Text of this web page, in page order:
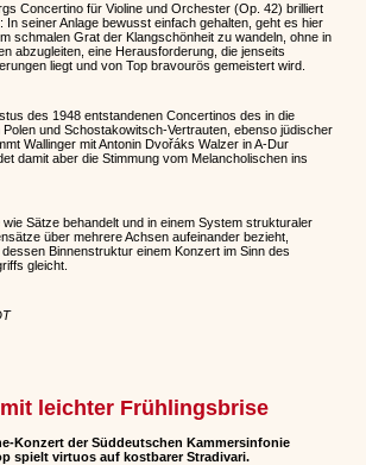
Concertino für Violine und Orchester (Op. 42) brilliert
In seiner Anlage bewusst einfach gehalten, geht es hier
schmalen Grat der Klangschönheit zu wandeln, ohne in
abzugleiten, eine Herausforderung, die jenseits
liegt und von Top bravourös gemeistert wird.
des 1948 entstandenen Concertinos des in die
Polen und Schostakowitsch-Vertrauten, ebenso jüdischer
Wallinger mit Antonin Dvořáks Walzer in A-Dur
damit aber die Stimmung vom Melancholischen ins
Sätze behandelt und in einem System strukturaler
über mehrere Achsen aufeinander bezieht,
Binnenstruktur einem Konzert im Sinn des
gleicht.
leichter Frühlingsbrise
Konzert der Süddeutschen Kammersinfonie
spielt virtuos auf kostbarer Stradivari.